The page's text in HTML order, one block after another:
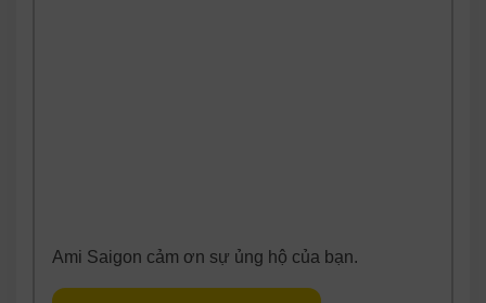
Ami Saigon cảm ơn sự ủng hộ của bạn.